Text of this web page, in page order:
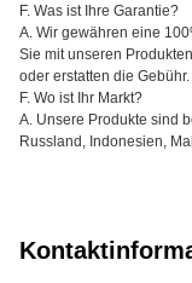
F. Was ist Ihre Garantie?
A. Wir gewähren eine
Sie mit unseren
oder erstatten die Gebühr.
F. Wo ist Ihr Markt?
A. Unsere Produkte sind
Russland, Indonesien,